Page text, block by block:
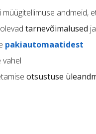
müügitellimuse andmeid,
tarnevõimalused
pakiautomaatidest
vahel
otsustuse